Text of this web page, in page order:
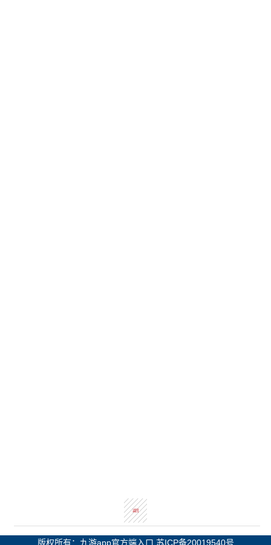
返回
版权所有：九游app官方端入口 苏ICP备20019540号